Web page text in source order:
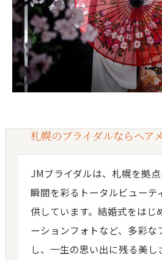
札幌のブライダルならヘア
JMブライダルは、札幌を拠
瞬間を彩るトータルビューテ
供しています。結婚式をはじ
ーションフォトなど、多彩な
し、一生の思い出に残る美し